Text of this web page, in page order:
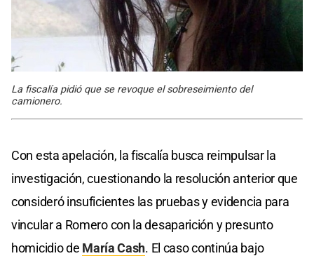
La fiscalía pidió que se revoque el sobreseimiento del
camionero.
Con esta apelación, la fiscalía busca reimpulsar la
investigación, cuestionando la resolución anterior que
consideró insuficientes las pruebas y evidencia para
vincular a Romero con la desaparición y presunto
homicidio de María Cash. El caso continúa bajo